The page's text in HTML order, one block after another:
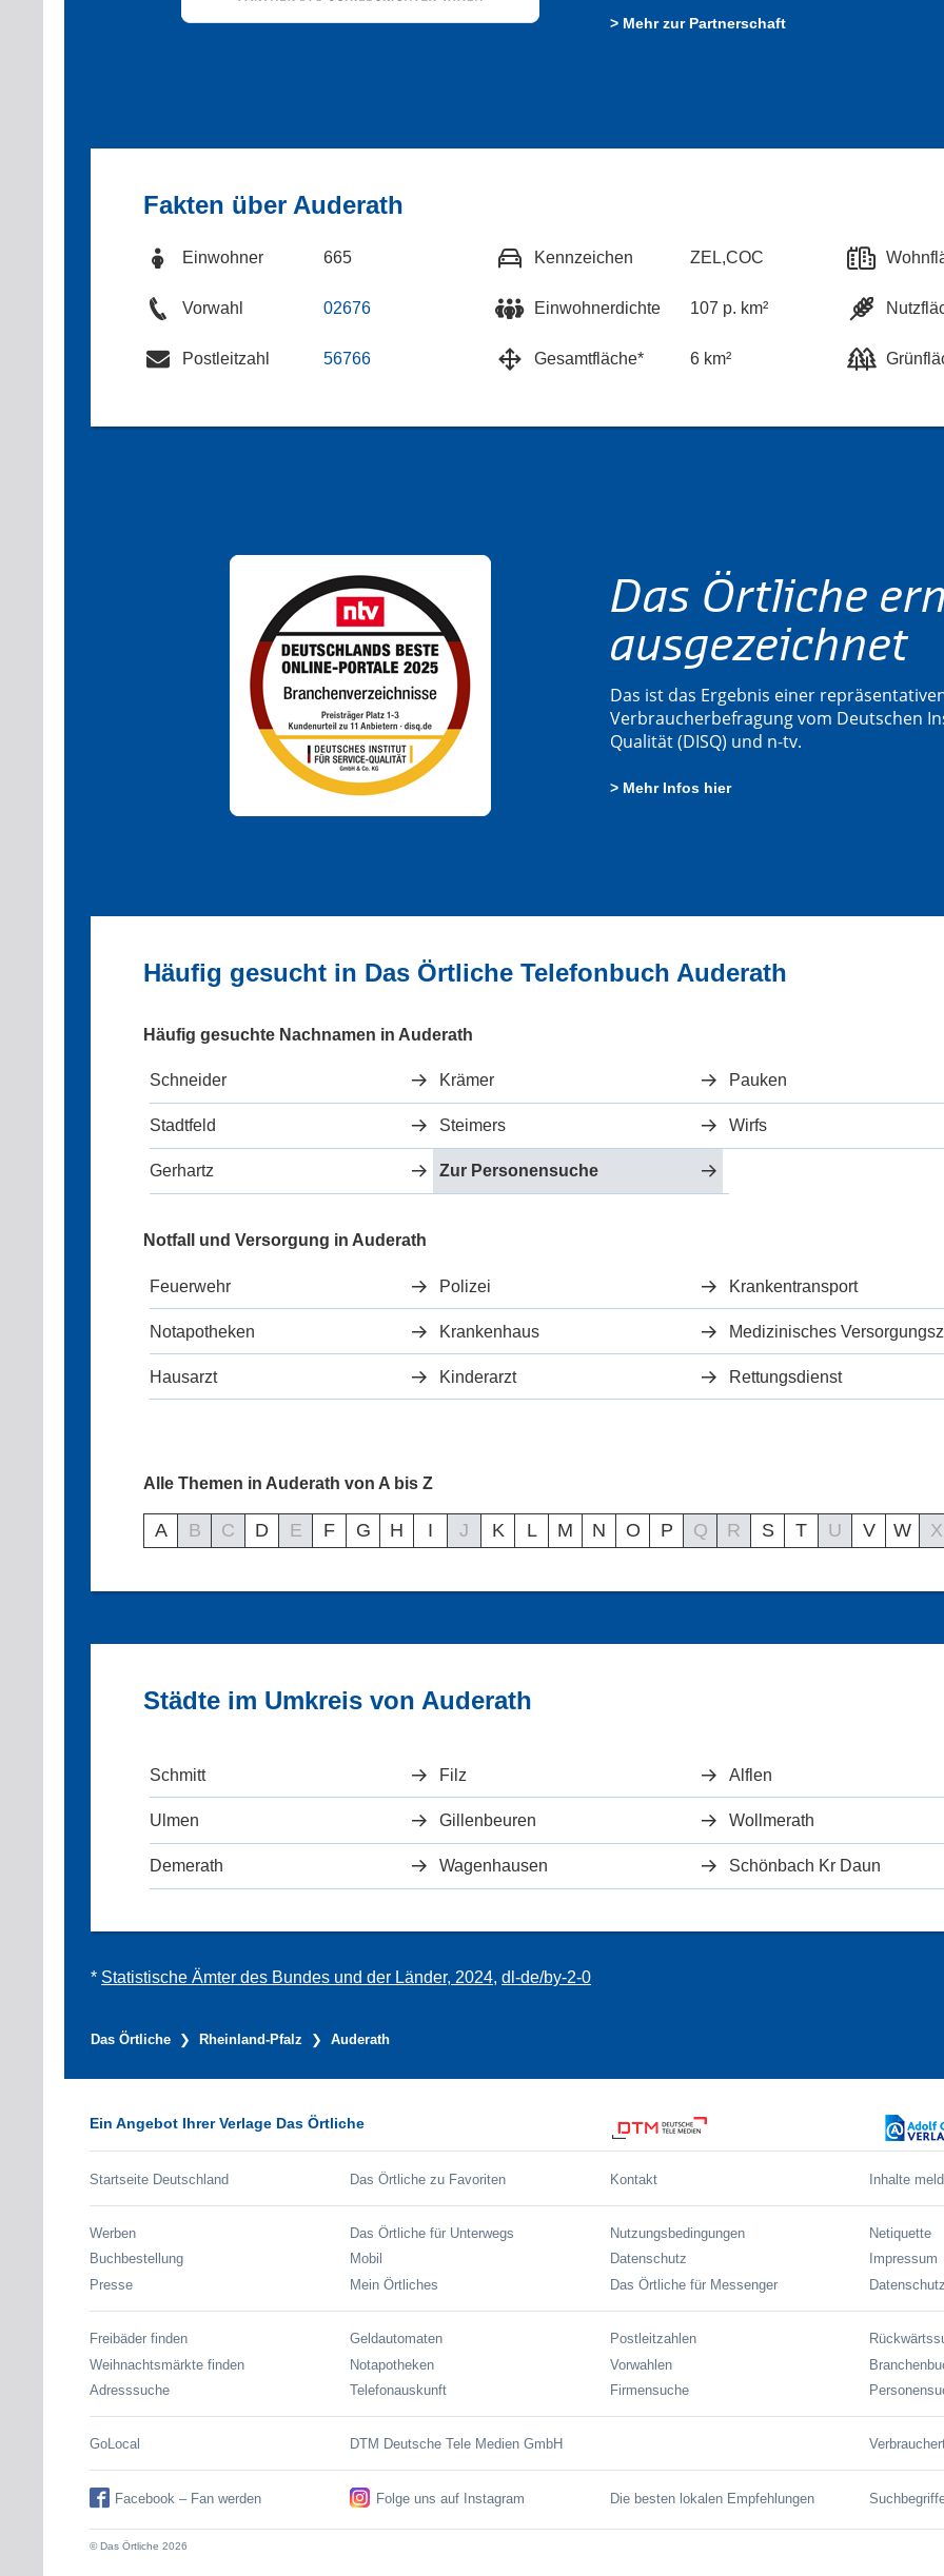
> Mehr zur Partnerschaft
Fakten über Auderath
Einwohner 665
Vorwahl 02676
Postleitzahl 56766
Kennzeichen ZEL,COC
Einwohnerdichte 107 p. km²
Gesamtfläche* 6 km²
Das Örtliche
ausgezeichnet
Das ist das Ergebnis einer
Verbraucherbefragung vom Deutschen
Qualität (DISQ) und n-tv.
> Mehr Infos hier
Häufig gesucht in Das Örtliche Telefonbuch Auderath
Häufig gesuchte Nachnamen in Auderath
Schneider Krämer Pauken
Stadtfeld Steimers Wirfs
Gerhartz Zur Personensuche
Notfall und Versorgung in Auderath
Feuerwehr Polizei Krankentransport
Notapotheken Krankenhaus
Hausarzt Kinderarzt Rettungsdienst
Alle Themen in Auderath von A bis Z
A B C D E F G H I J K L M N O P Q R S T U V W X
Städte im Umkreis von Auderath
Schmitt Filz Alflen
Ulmen Gillenbeuren Wollmerath
Demerath Wagenhausen Schönbach Kr Daun
* Statistische Ämter des Bundes und der Länder, 2024, dl-de/by-2-0
Das Örtliche Rheinland-Pfalz Auderath
Ein Angebot Ihrer Verlage Das Örtliche
Startseite Deutschland Das Örtliche zu Favoriten Kontakt Inhalte
Werben
Buchbestellung
Presse
Das Örtliche für Unterwegs
Mobil
Mein Örtliches
Nutzungsbedingungen
Datenschutz
Das Örtliche für Messenger
Netiquette
Impressum
Freibäder finden
Weihnachtsmärkte finden
Adresssuche
Geldautomaten
Notapotheken
Telefonauskunft
Postleitzahlen
Vorwahlen
Firmensuche
GoLocal DTM Deutsche Tele Medien GmbH
Facebook – Fan werden Folge uns auf Instagram Die besten lokalen Empfehlungen
© Das Örtliche 2026